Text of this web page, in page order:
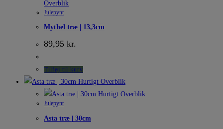
Overblik
Julepynt
Mythel træ | 13,3cm
89,95 kr.
Tilføj til kurv
Hurtigt Overblik
Hurtigt Overblik
Julepynt
Asta træ | 30cm